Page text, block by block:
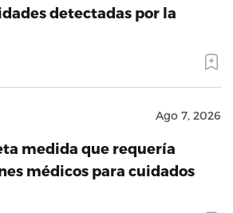
detectadas por la
Ago 7, 2026
medida que requería
médicos para cuidados